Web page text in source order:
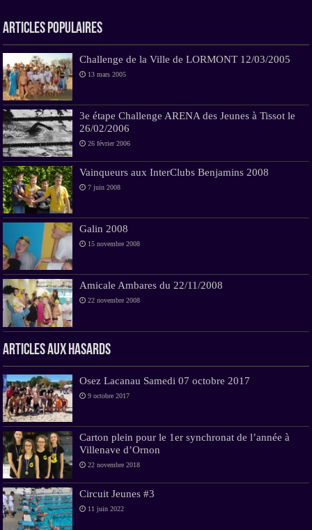
Articles Populaires
Challenge de la Ville de LORMONT 12/03/2005
13 mars 2005
3e étape Challenge ARENA des Jeunes à Tissot le
26/02/2006
26 février 2006
Vainqueurs aux InterClubs Benjamins 2008
7 juin 2008
Galin 2008
15 novembre 2008
Amicale Ambares du 22/11/2008
22 novembre 2008
Articles aux hasards
Osez Lacanau Samedi 07 octobre 2017
9 octobre 2017
Carton plein pour le 1er synchronat de l’année à
Villenave d’Ornon
22 novembre 2018
Circuit Jeunes #3
11 juin 2022